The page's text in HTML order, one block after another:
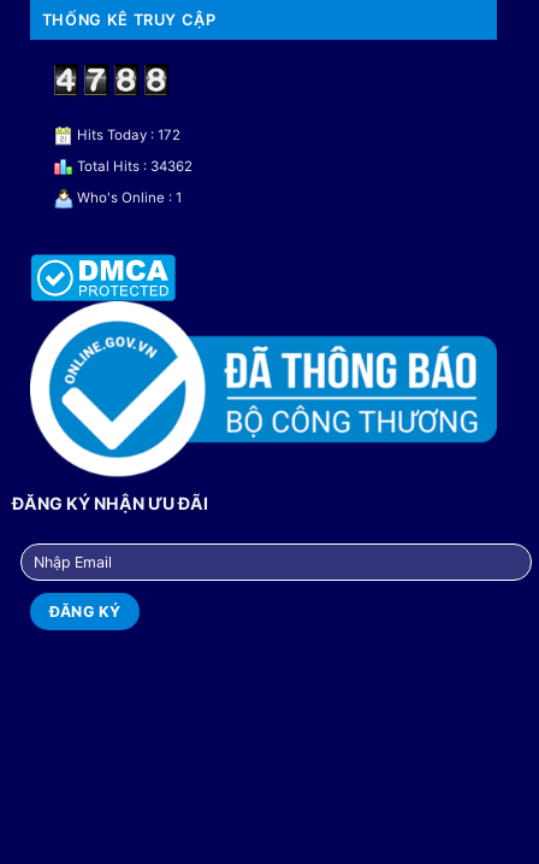
THỐNG KÊ TRUY CẬP
Hits Today : 172
Total Hits : 34362
Who's Online : 1
ĐĂNG KÝ NHẬN ƯU ĐÃI